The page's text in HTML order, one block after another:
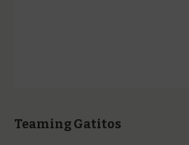
Teaming Gatitos